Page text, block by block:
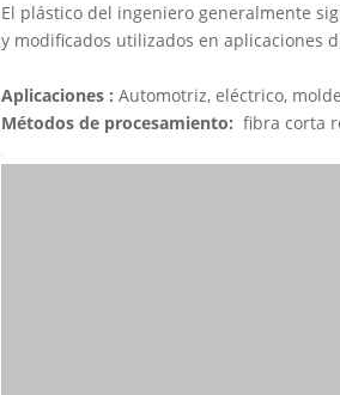
El plástico del ingeniero generalmente
y modificados utilizados en aplicaciones
Aplicaciones : Automotriz, eléctrico,
Métodos de procesamiento: fibra corta